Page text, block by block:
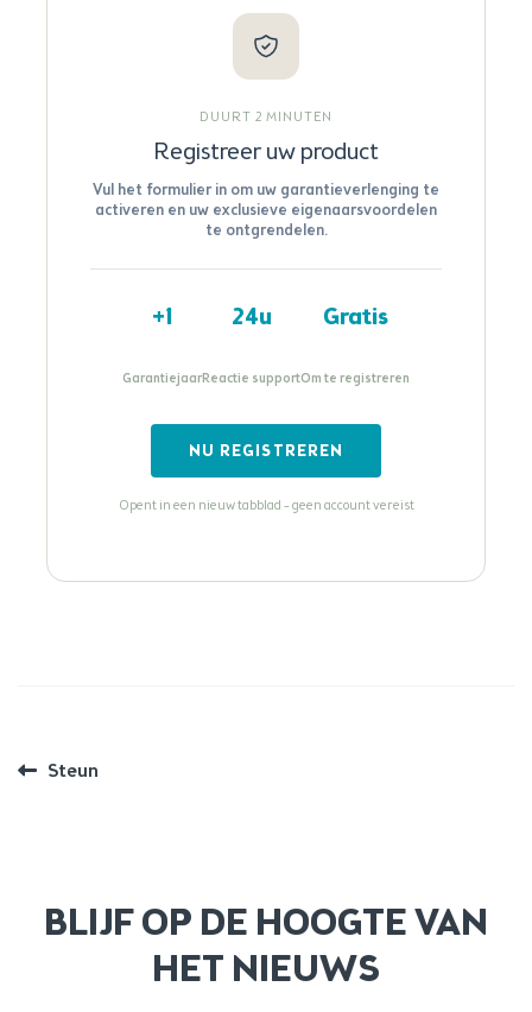
DUURT 2 MINUTEN
Registreer uw product
Vul het formulier in om uw garantieverlenging te
activeren en uw exclusieve eigenaarsvoordelen
te ontgrendelen.
+1
Garantiejaar
24u
Reactie support
Gratis
Om te registreren
NU REGISTREREN
Opent in een nieuw tabblad – geen account vereist
BERICHT
Vorig
Steun
BLIJF OP DE HOOGTE VAN
HET NIEUWS